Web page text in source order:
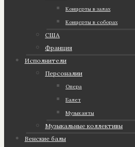
Концерты в залах
Концерты в соборах
США
Франция
Исполнители
Персоналии
Опера
Балет
Музыканты
Музыкальные коллективы
Венские балы